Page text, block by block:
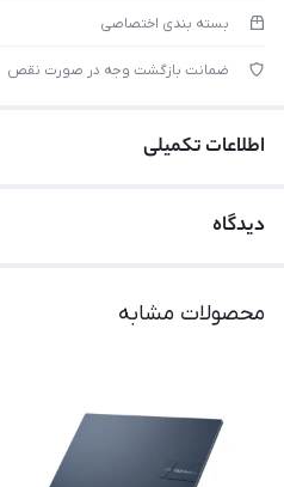
بسته بندی اختصاصی
ضمانت بازگشت وجه در صورت نقص
اطلاعات تکمیلی
دیدگاه
محصولات مشابه